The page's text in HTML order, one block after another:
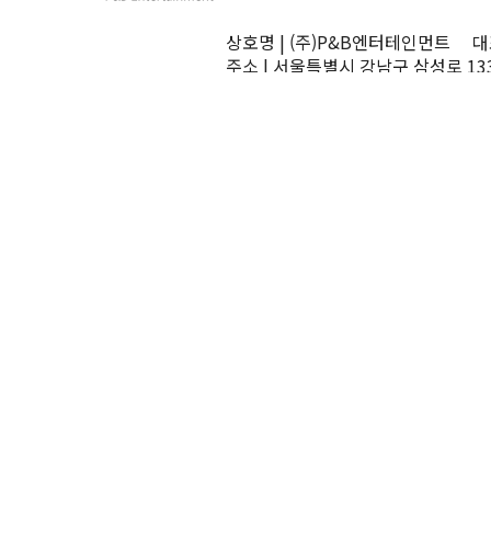
상호명 | (주)P&B엔터테인먼트
주소 | 서울특별시 강남구 삼성로